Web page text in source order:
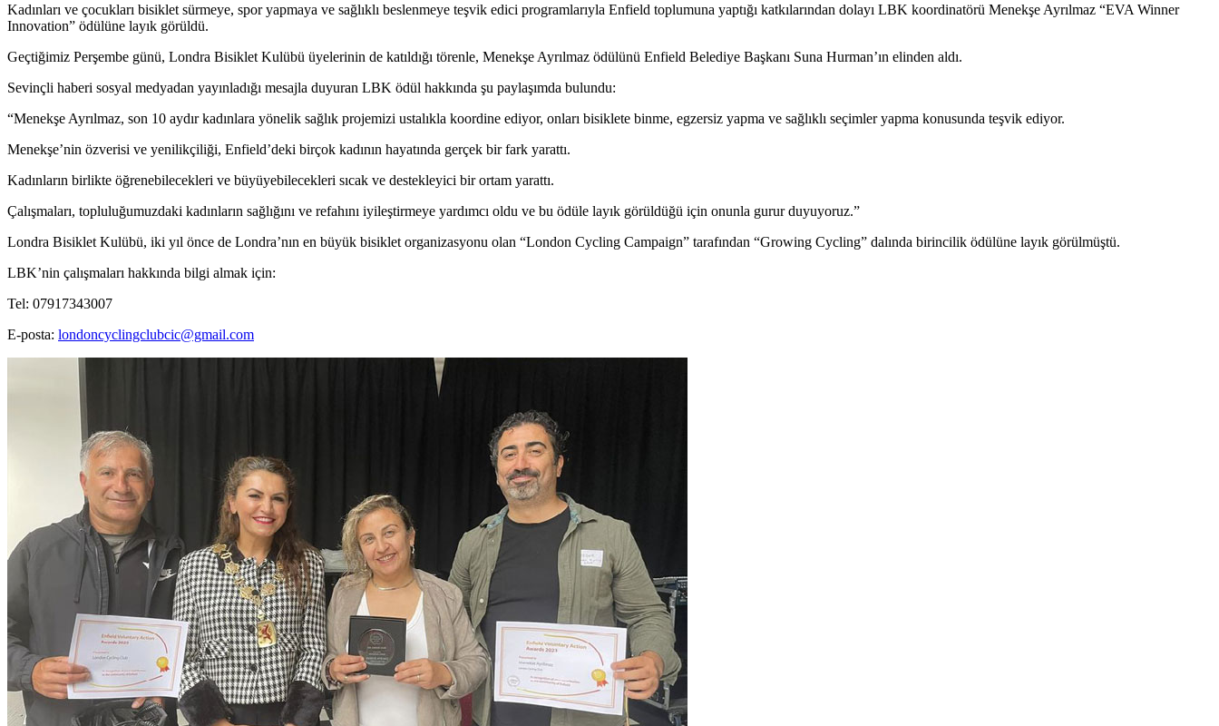
Kadınları ve çocukları bisiklet sürmeye, spor yapmaya ve sağlıklı beslenmeye teşvik edici programlarıyla Enfield toplumuna yaptığı katkılarından dolayı LBK koordinatörü Menekşe Ayrılmaz “EVA Winner
Innovation” ödülüne layık görüldü.
Geçtiğimiz Perşembe günü, Londra Bisiklet Kulübü üyelerinin de katıldığı törenle, Menekşe Ayrılmaz ödülünü Enfield Belediye Başkanı Suna Hurman’ın elinden aldı.
Sevinçli haberi sosyal medyadan yayınladığı mesajla duyuran LBK ödül hakkında şu paylaşımda bulundu:
“Menekşe Ayrılmaz, son 10 aydır kadınlara yönelik sağlık projemizi ustalıkla koordine ediyor, onları bisiklete binme, egzersiz yapma ve sağlıklı seçimler yapma konusunda teşvik ediyor.
Menekşe’nin özverisi ve yenilikçiliği, Enfield’deki birçok kadının hayatında gerçek bir fark yarattı.
Kadınların birlikte öğrenebilecekleri ve büyüyebilecekleri sıcak ve destekleyici bir ortam yarattı.
Çalışmaları, topluluğumuzdaki kadınların sağlığını ve refahını iyileştirmeye yardımcı oldu ve bu ödüle layık görüldüğü için onunla gurur duyuyoruz.”
Londra Bisiklet Kulübü, iki yıl önce de Londra’nın en büyük bisiklet organizasyonu olan “London Cycling Campaign” tarafından “Growing Cycling” dalında birincilik ödülüne layık görülmüştü.
LBK’nin çalışmaları hakkında bilgi almak için:
Tel: 07917343007
E-posta: londoncyclingclubcic@gmail.com